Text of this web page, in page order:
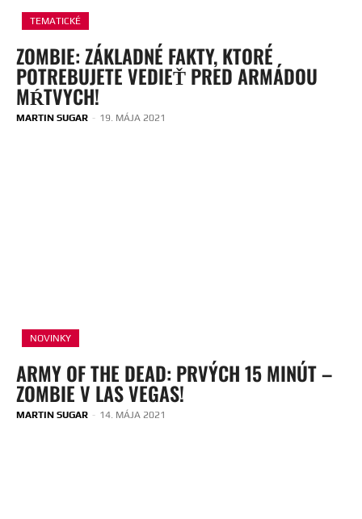
TEMATICKÉ
ZOMBIE: ZÁKLADNÉ FAKTY, KTORÉ
POTREBUJETE VEDIEŤ PRED ARMÁDOU
MŔTVYCH!
MARTIN SUGAR - 19. MÁJA 2021
NOVINKY
ARMY OF THE DEAD: PRVÝCH 15 MINÚT –
ZOMBIE V LAS VEGAS!
MARTIN SUGAR - 14. MÁJA 2021